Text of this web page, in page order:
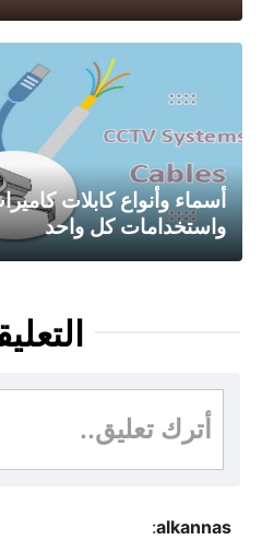
أسماء وأنواع كابلات
واستخدامات كل واحد
أترك تعليق..
alkannas
: